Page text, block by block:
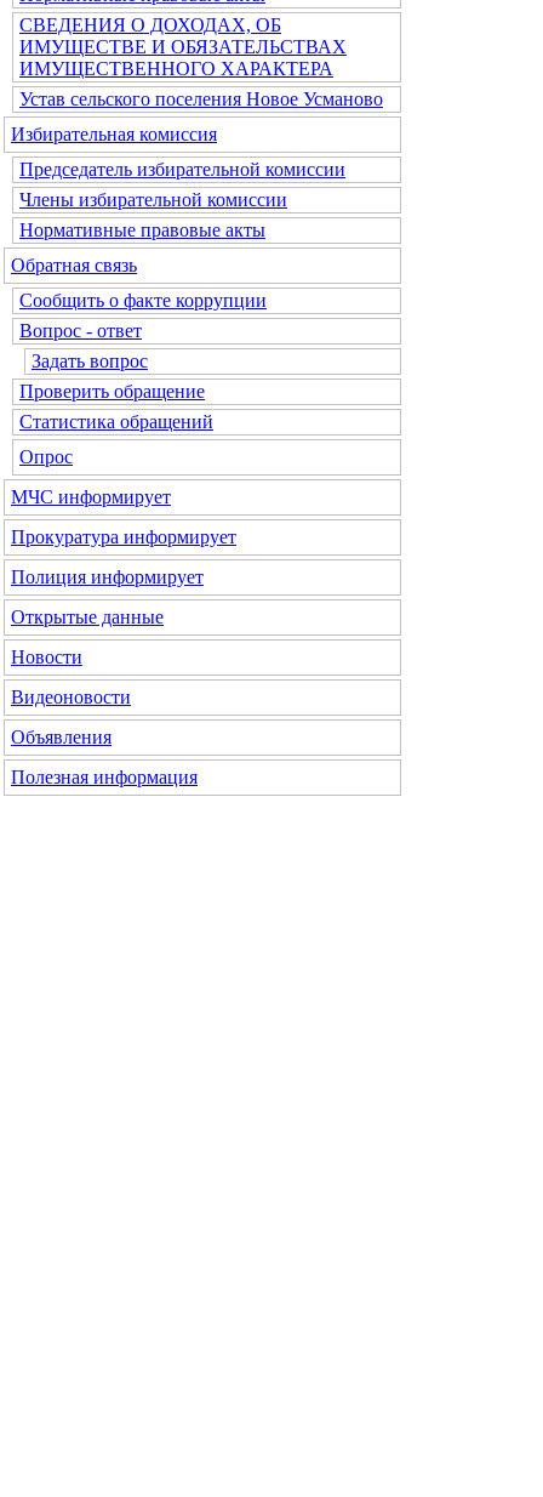
СВЕДЕНИЯ О ДОХОДАХ, ОБ
ИМУЩЕСТВЕ И ОБЯЗАТЕЛЬСТВАХ
ИМУЩЕСТВЕННОГО ХАРАКТЕРА
Устав сельского поселения Новое Усманово
Избирательная комиссия
Председатель избирательной комиссии
Члены избирательной комиссии
Нормативные правовые акты
Обратная связь
Сообщить о факте коррупции
Вопрос - ответ
Задать вопрос
Проверить обращение
Статистика обращений
Опрос
МЧС информирует
Прокуратура информирует
Полиция информирует
Открытые данные
Новости
Видеоновости
Объявления
Полезная информация